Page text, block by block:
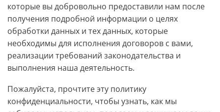
которые вы добровольно предоставили нам после
получения подробной информации о целях
обработки данных и тех данных, которые
необходимы для исполнения договоров с вами,
реализации требований законодательства и
выполнения наша деятельность.
Пожалуйста, прочтите эту политику
конфиденциальности, чтобы узнать, как мы